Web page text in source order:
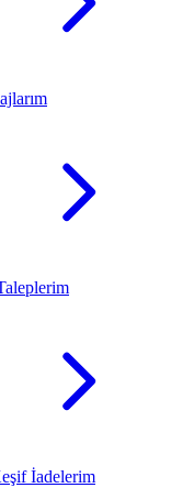
İadelerim